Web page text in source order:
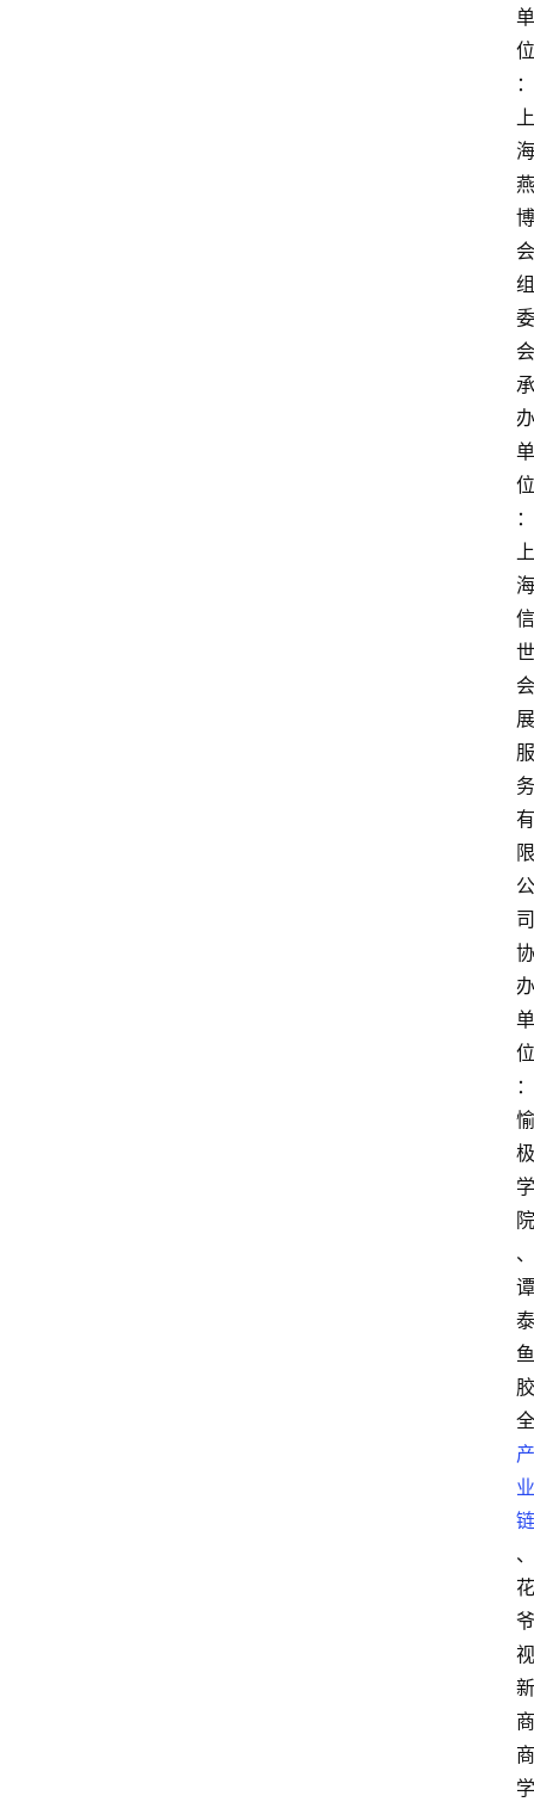
单
位
：
上
海
燕
博
会
组
委
会
承
办
单
位
：
上
海
信
世
会
展
服
务
有
限
公
司
协
办
单
位
：
愉
极
学
院
、
谭
泰
鱼
胶
全
产
业
链
、
花
爷
视
新
商
商
学